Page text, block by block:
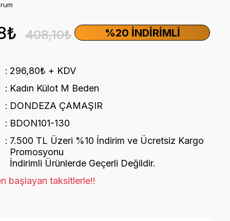
%20 İNDIRIMLI
408,10₺
296,80₺ + KDV
Kadın Külot M Beden
DONDEZA ÇAMAŞIR
BDON101-130
7.500 TL Üzeri %10 İndirim ve Ücretsiz Kargo
Promosyonu
İndirimli Ürünlerde Geçerli Değildir.
başlayan taksitlerle!!